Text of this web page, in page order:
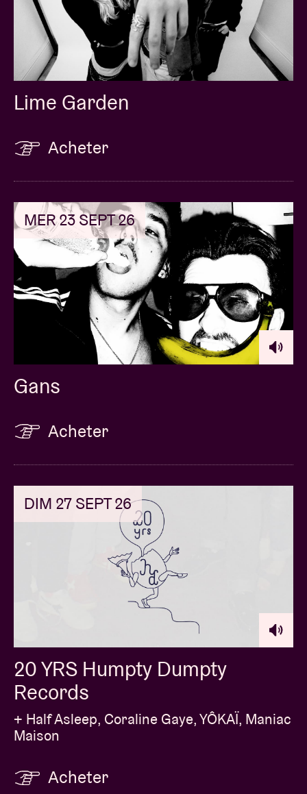
Lime Garden
Acheter
MER 23 SEPT 26
Gans
Acheter
DIM 27 SEPT 26
20 YRS Humpty Dumpty
Records
+ Half Asleep, Coraline Gaye, YÔKAÏ, Maniac
Maison
Acheter